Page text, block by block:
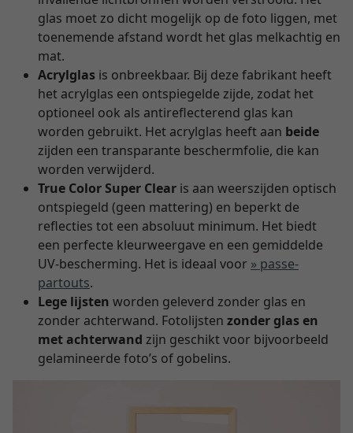
glas moet zo dicht mogelijk op de foto liggen, met
toenemende afstand wordt het glas melkachtig en
mat.
Acrylglas is onbreekbaar. Bij deze fabrikant heeft
het acrylglas een ontspiegelde zijde, zodat het
optioneel ook als antireflecterend glas kan
worden gebruikt. Het acrylglas heeft aan beide
zijden een transparante beschermfolie, die kan
worden verwijderd.
True Color Super Clear is aan weerszijden optisch
ontspiegeld (geen mattering) en beperkt de
reflecties tot een absoluut minimum. Het biedt
een perfecte kleurweergave en een gemiddelde
UV-bescherming. Het is ideaal voor » passe-
partouts.
Lege lijsten worden geleverd zonder glas en
zonder achterwand. Fotolijsten zonder glas en
met achterwand zijn geschikt voor bijvoorbeeld
gelamineerde foto’s of gobelins.